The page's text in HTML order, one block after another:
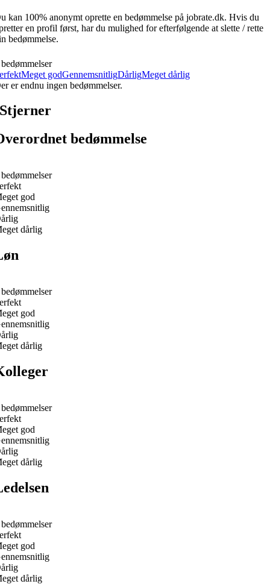
kan 100% anonymt oprette en bedømmelse på jobrate.dk. Hvis du
en profil først, har du mulighed for efterfølgende at slette / rette
bedømmelse.
Meget godGennemsnitligDårligMeget dårlig
er endnu ingen bedømmelser.
Stjerner
bedømmelse
god
dårlig
god
dårlig
god
dårlig
god
dårlig